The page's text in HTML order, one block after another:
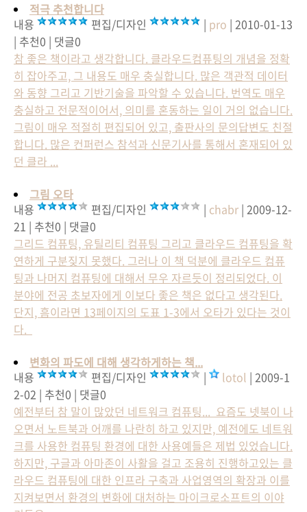
적극 추천합니다
내용
편집/디자인 | pro | 2010-01-13
| 추천0 | 댓글0
참 좋은 책이라고 생각합니다. 클라우드컴퓨팅의 개념을 정확
히 잡아주고, 그 내용도 매우 충실합니다. 많은 객관적 데이터
와 동향 그리고 기반기술을 파악할 수 있습니다. 번역도 매우
충실하고 전문적이어서, 의미를 혼동하는 일이 거의 없습니다.
그림이 매우 적절히 편집되어 있고, 출판사의 문의답변도 친절
합니다. 많은 컨퍼런스 참석과 신문기사를 통해서 혼재되어 있
던 클라 ...
그림 오타
내용
편집/디자인 | chabr | 2009-12-
21 | 추천0 | 댓글0
그리드 컴퓨팅, 유틸리티 컴퓨팅 그리고 클라우드 컴퓨팅을 확
연하게 구분짖지 못했다. 그러나 이 책 덕분에 클라우드 컴퓨
팅과 나머지 컴퓨팅에 대해서 무우 자르듯이 정리되었다. 이
분야에 전공 초보자에게 이보다 좋은 책은 없다고 생각된다.
단지, 흠이라면 13페이지의 도표 1-3에서 오타가 있다는 것이
다.
변화의 파도에 대해 생각하게하는 책...
내용
편집/디자인 | lotol | 2009-1
2-02 | 추천0 | 댓글0
예전부터 참 말이 많았던 네트워크 컴퓨팅... 요즘도 넷북이 나
오면서 노트북과 어깨를 나란히 하고 있지만, 예전에도 네트워
크를 사용한 컴퓨팅 환경에 대한 사용예들은 제법 있었습니다.
하지만, 구글과 아마존이 사활을 걸고 조용히 진행하고있는 클
라우드 컴퓨팅에 대한 인프라 구축과 사업영역의 확장과 이를
지켜보면서 환경의 변화에 대처하는 마이크로소프트의 이야